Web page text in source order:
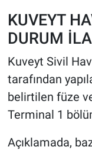
KUVEYT
DURUM
Kuveyt Sivil
tarafından
belirtilen füze
Terminal 1
Açıklamada,